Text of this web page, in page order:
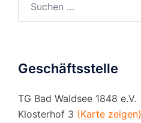
Geschäftsstelle
TG Bad Waldsee 1848 e.V.
Klosterhof 3 (Karte zeigen)